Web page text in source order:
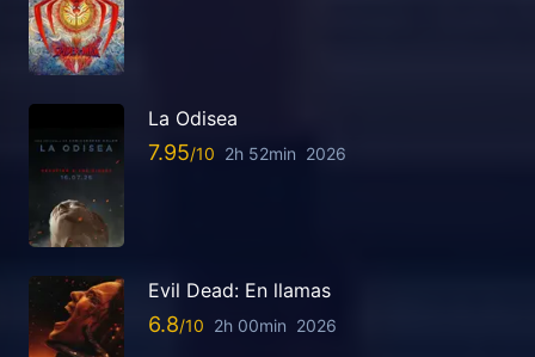
La Odisea
7.95 2h 52min 2026
Evil Dead: En llamas
6.8 2h 00min 2026